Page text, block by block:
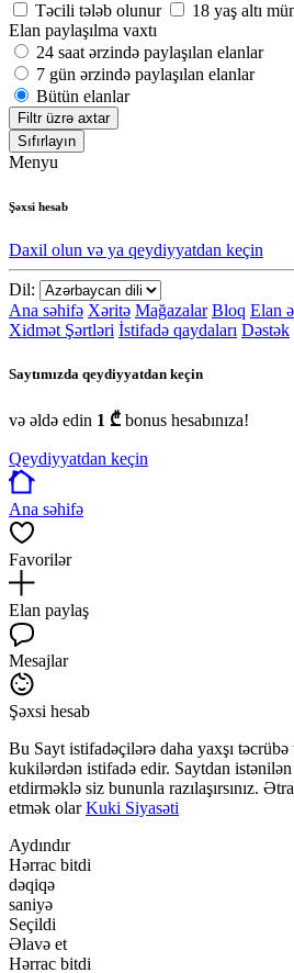
Təcili tələb olunur
18 yaş altı
Elan paylaşılma vaxtı
24 saat ərzində paylaşılan elanlar
7 gün ərzində paylaşılan elanlar
Bütün elanlar
Filtr üzrə axtar
Sıfırlayın
Menyu
Şəxsi hesab
Daxil olun və ya qeydiyyatdan keçin
Dil:
Ana səhifə Xəritə Mağazalar Bloq Elan
Xidmət Şərtləri İstifadə qaydaları Dəstək
Saytımızda qeydiyyatdan keçin
və əldə edin 1 ₾ bonus hesabınıza!
Qeydiyyatdan keçin
Ana səhifə
Favorilər
Elan paylaş
Mesajlar
Şəxsi hesab
Bu Sayt istifadəçilərə daha yaxşı
kukilərdən istifadə edir. Saytdan
etdirməklə siz bununla razılaşırsınız.
etmək olarKuki Siyasəti
Aydındır
Hərrac bitdi
dəqiqə
saniyə
Seçildi
Əlavə et
Hərrac bitdi